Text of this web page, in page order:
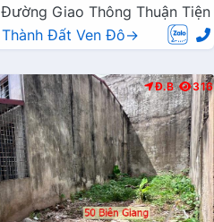
Đường Giao Thông Thuận Tiện
Thành Đất Ven Đô→
Đ.B 316